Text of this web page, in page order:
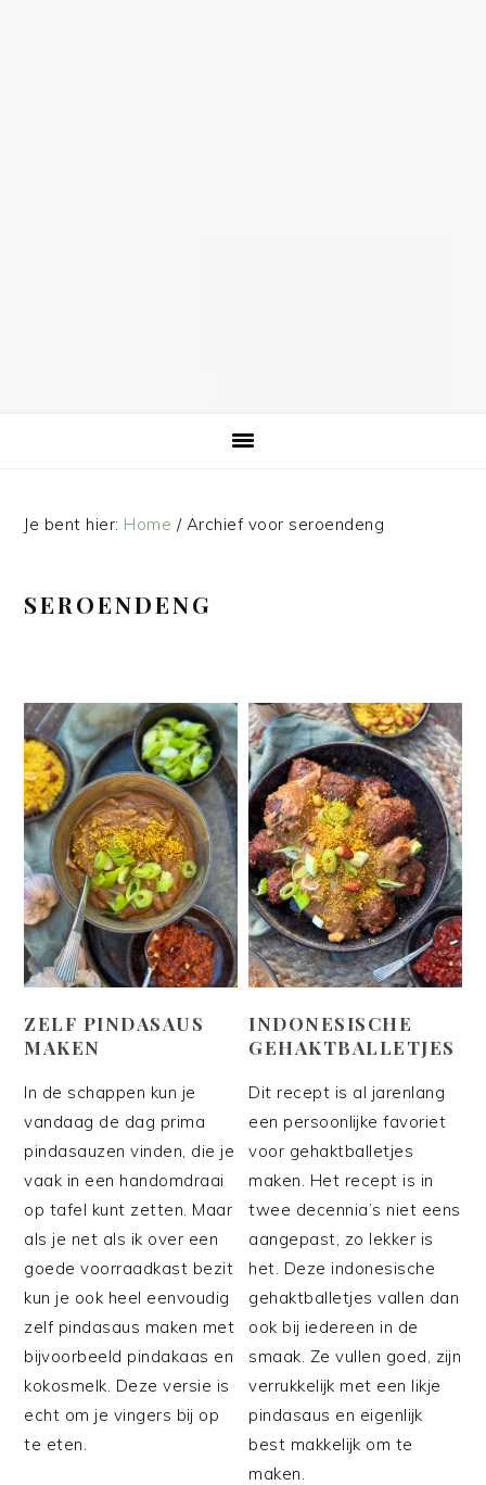
Je bent hier: Home /Archief voor seroendeng
SEROENDENG
ZELF PINDASAUS
MAKEN
In de schappen kun je
vandaag de dag prima
pindasauzen vinden, die je
vaak in een handomdraai
op tafel kunt zetten. Maar
als je net als ik over een
goede voorraadkast bezit
kun je ook heel eenvoudig
zelf pindasaus maken met
bijvoorbeeld pindakaas en
kokosmelk. Deze versie is
echt om je vingers bij op
te eten.
INDONESISCHE
GEHAKTBALLETJES
Dit recept is al jarenlang
een persoonlijke favoriet
voor gehaktballetjes
maken. Het recept is in
twee decennia’s niet eens
aangepast, zo lekker is
het. Deze indonesische
gehaktballetjes vallen dan
ook bij iedereen in de
smaak. Ze vullen goed, zijn
verrukkelijk met een likje
pindasaus en eigenlijk
best makkelijk om te
maken.